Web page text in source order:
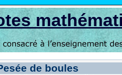
de boules